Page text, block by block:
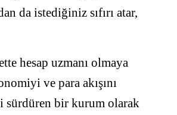
da istediğiniz sıfırı atar,
hesap uzmanı olmaya
ve para akışını
sürdüren bir kurum olarak